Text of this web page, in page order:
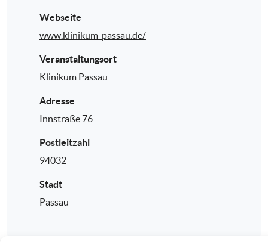
Webseite
www.klinikum-passau.de/
Veranstaltungsort
Klinikum Passau
Adresse
Innstraße 76
Postleitzahl
94032
Stadt
Passau